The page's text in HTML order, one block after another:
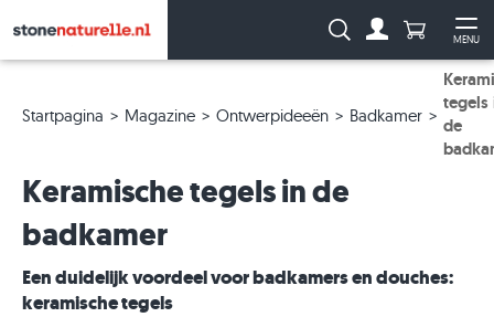
MENU
Zoeken: Aantal
Startpagina Magazine Ontwerpideeën Badkamer
tegels
de
Keramische tegels in de
badkamer
Een duidelijk voordeel voor badkamers en douches:
keramische tegels